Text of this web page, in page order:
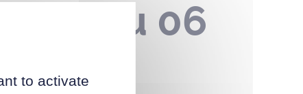
05 au 06
to activate